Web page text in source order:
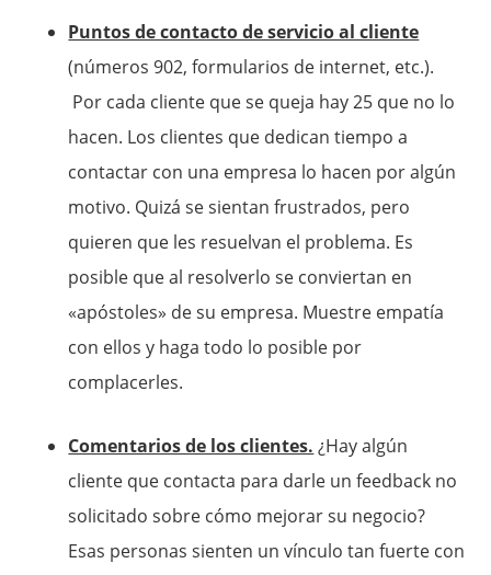
Puntos de contacto de servicio al cliente
(números 902, formularios de internet, etc.).
Por cada cliente que se queja hay 25 que no lo
hacen. Los clientes que dedican tiempo a
contactar con una empresa lo hacen por algún
motivo. Quizá se sientan frustrados, pero
quieren que les resuelvan el problema. Es
posible que al resolverlo se conviertan en
«apóstoles» de su empresa. Muestre empatía
con ellos y haga todo lo posible por
complacerles.
Comentarios de los clientes. ¿Hay algún
cliente que contacta para darle un feedback no
solicitado sobre cómo mejorar su negocio?
Esas personas sienten un vínculo tan fuerte con